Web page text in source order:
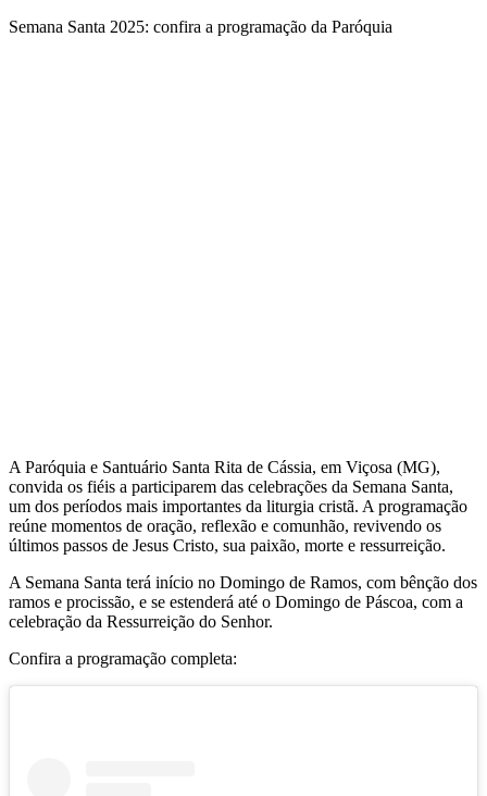
Semana Santa 2025: confira a programação da Paróquia
A Paróquia e Santuário Santa Rita de Cássia, em Viçosa (MG),
convida os fiéis a participarem das celebrações da Semana Santa,
um dos períodos mais importantes da liturgia cristã. A programação
reúne momentos de oração, reflexão e comunhão, revivendo os
últimos passos de Jesus Cristo, sua paixão, morte e ressurreição.
A Semana Santa terá início no Domingo de Ramos, com bênção dos
ramos e procissão, e se estenderá até o Domingo de Páscoa, com a
celebração da Ressurreição do Senhor.
Confira a programação completa: